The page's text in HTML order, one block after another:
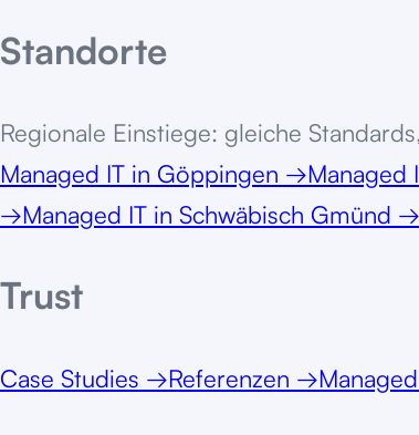
Standorte
Regionale Einstiege: gleiche
Managed IT in Göppingen →Managed
→Managed IT in Schwäbisch Gmünd →
Trust
Case Studies →Referenzen →